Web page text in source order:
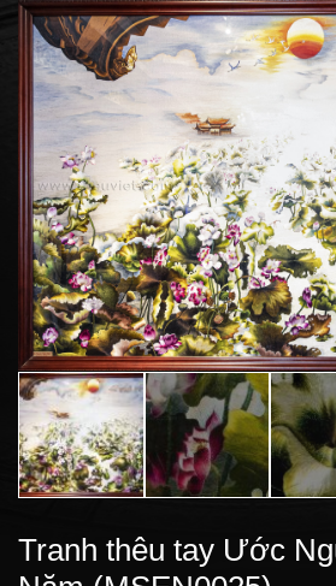
Tranh thêu tay Ước